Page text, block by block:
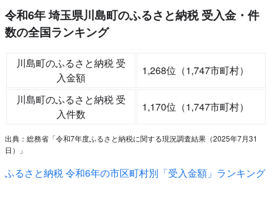
令和6年 埼玉県川島町のふるさと納税 受入金・件
数の全国ランキング
川島町のふるさと納税 受
入金額
1,268位（1,747市町村）
川島町のふるさと納税 受
入件数
1,170位（1,747市町村）
出典：総務省「令和7年度ふるさと納税に関する現況調査結果（2025年7月31
日）」
ふるさと納税 令和6年の市区町村別「受入金額」ランキング